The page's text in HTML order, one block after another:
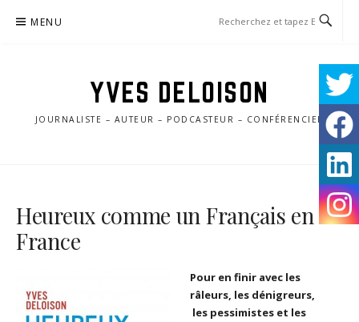
MENU
YVES DELOISON
JOURNALISTE – AUTEUR – PODCASTEUR – CONFÉRENCIER
Heureux comme un Français en
France
Pour en finir avec les
râleurs, les dénigreurs,
les pessimistes et les